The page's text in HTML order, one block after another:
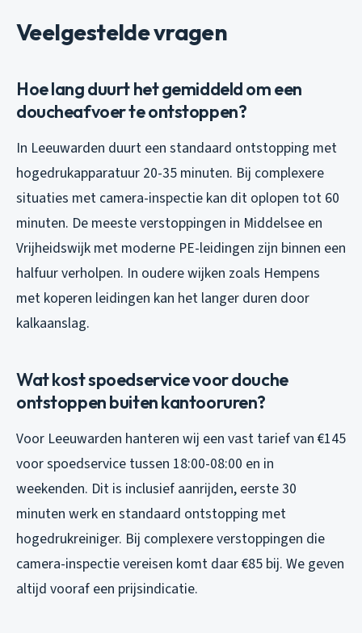
Veelgestelde vragen
Hoe lang duurt het gemiddeld om een
doucheafvoer te ontstoppen?
In Leeuwarden duurt een standaard ontstopping met
hogedrukapparatuur 20-35 minuten. Bij complexere
situaties met camera-inspectie kan dit oplopen tot 60
minuten. De meeste verstoppingen in Middelsee en
Vrijheidswijk met moderne PE-leidingen zijn binnen een
halfuur verholpen. In oudere wijken zoals Hempens
met koperen leidingen kan het langer duren door
kalkaanslag.
Wat kost spoedservice voor douche
ontstoppen buiten kantooruren?
Voor Leeuwarden hanteren wij een vast tarief van €145
voor spoedservice tussen 18:00-08:00 en in
weekenden. Dit is inclusief aanrijden, eerste 30
minuten werk en standaard ontstopping met
hogedrukreiniger. Bij complexere verstoppingen die
camera-inspectie vereisen komt daar €85 bij. We geven
altijd vooraf een prijsindicatie.